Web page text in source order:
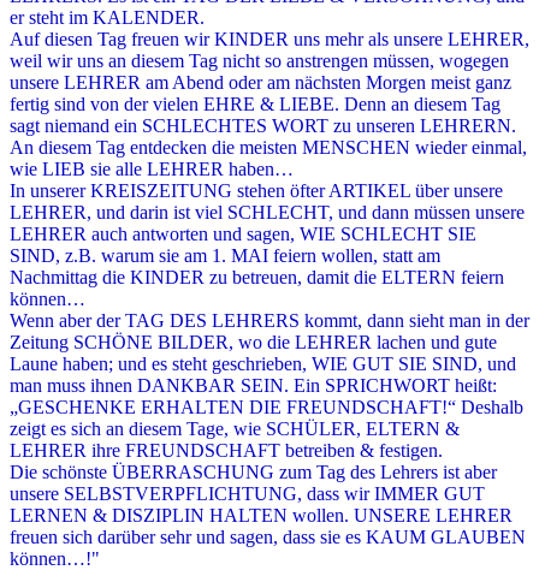
er steht im KALENDER.
Auf diesen Tag freuen wir KINDER uns mehr als unsere LEHRER,
weil wir uns an diesem Tag nicht so anstrengen müssen, wogegen
unsere LEHRER am Abend oder am nächsten Morgen meist ganz
fertig sind von der vielen EHRE & LIEBE. Denn an diesem Tag
sagt niemand ein SCHLECHTES WORT zu unseren LEHRERN.
An diesem Tag entdecken die meisten MENSCHEN wieder einmal,
wie LIEB sie alle LEHRER haben…
In unserer KREISZEITUNG stehen öfter ARTIKEL über unsere
LEHRER, und darin ist viel SCHLECHT, und dann müssen unsere
LEHRER auch antworten und sagen, WIE SCHLECHT SIE
SIND, z.B. warum sie am 1. MAI feiern wollen, statt am
Nachmittag die KINDER zu betreuen, damit die ELTERN feiern
können…
Wenn aber der TAG DES LEHRERS kommt, dann sieht man in der
Zeitung SCHÖNE BILDER, wo die LEHRER lachen und gute
Laune haben; und es steht geschrieben, WIE GUT SIE SIND, und
man muss ihnen DANKBAR SEIN. Ein SPRICHWORT heißt:
„GESCHENKE ERHALTEN DIE FREUNDSCHAFT!“ Deshalb
zeigt es sich an diesem Tage, wie SCHÜLER, ELTERN &
LEHRER ihre FREUNDSCHAFT betreiben & festigen.
Die schönste ÜBERRASCHUNG zum Tag des Lehrers ist aber
unsere SELBSTVERPFLICHTUNG, dass wir IMMER GUT
LERNEN & DISZIPLIN HALTEN wollen. UNSERE LEHRER
freuen sich darüber sehr und sagen, dass sie es KAUM GLAUBEN
können…!"